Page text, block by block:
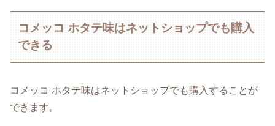
コメッコ ホタテ味はネットショップでも購入
できる
コメッコ ホタテ味はネットショップでも購入することが
できます。